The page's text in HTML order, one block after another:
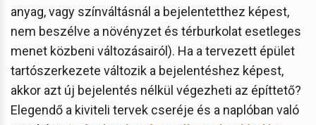
anyag, vagy színváltásnál a bejelentetthez képest,
nem beszélve a növényzet és térburkolat esetleges
menet közbeni változásairól). Ha a tervezett épület
tartószerkezete változik a bejelentéshez képest,
akkor azt új bejelentés nélkül végezheti az építtető?
Elegendő a kiviteli tervek cseréje és a naplóban való